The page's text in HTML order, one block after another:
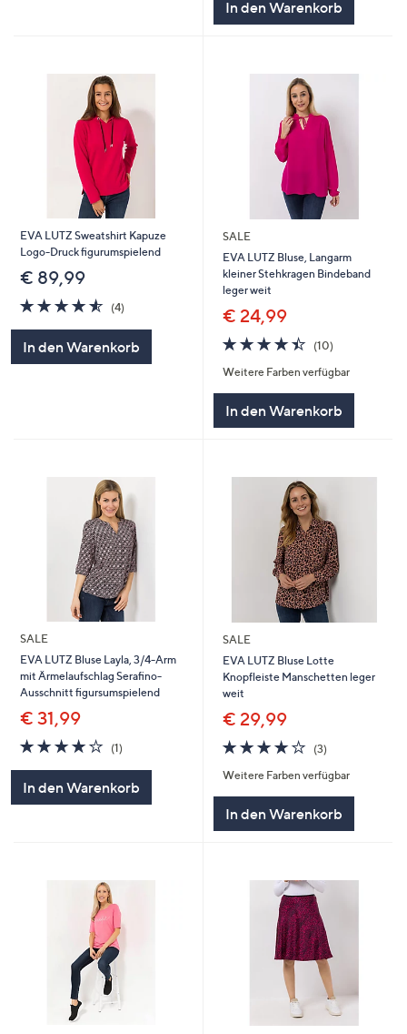
In den Warenkorb
EVA LUTZ Sweatshirt Kapuze
Logo-Druck figurumspielend
€ 89,99
4.5
von
(4)4
In den Warenkorb
SALE
EVA LUTZ Bluse, Langarm
kleiner Stehkragen Bindeband
leger weit
€ 24,99
4.4
von
5
(10)10
Weitere Farben verfügbar
In den Warenkorb
SALE
EVA LUTZ Bluse Layla, 3/4-Arm
mit Ärmelaufschlag Serafino-
Ausschnitt figursumspielend
€ 31,99
4.0
von
(1)1
In den Warenkorb
SALE
EVA LUTZ Bluse Lotte
Knopfleiste Manschetten leger
weit
€ 29,99
4.0
von
5
(3)3
Weitere Farben verfügbar
In den Warenkorb